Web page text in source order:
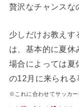
贅沢なチャンスな
少しだけお教えす
は、基本的に夏休
場合によっては夏
の12月に来られる
※これに合わせてサッカ